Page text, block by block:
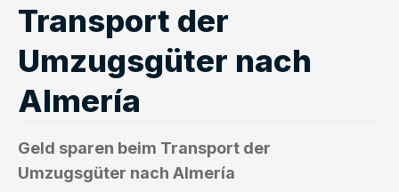
Transport der
Umzugsgüter nach
Almería
Geld sparen beim Transport der
Umzugsgüter nach Almería